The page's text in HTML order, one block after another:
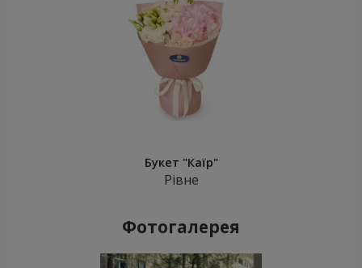
Букет "Каїр"
Рівне
Фотогалерея